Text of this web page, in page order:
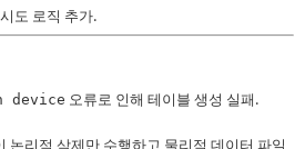
도 로직 추가.
device 오류로 인해 테이블 생성 실패.
논리적 삭제만 수행하고 물리적 데이터 파일